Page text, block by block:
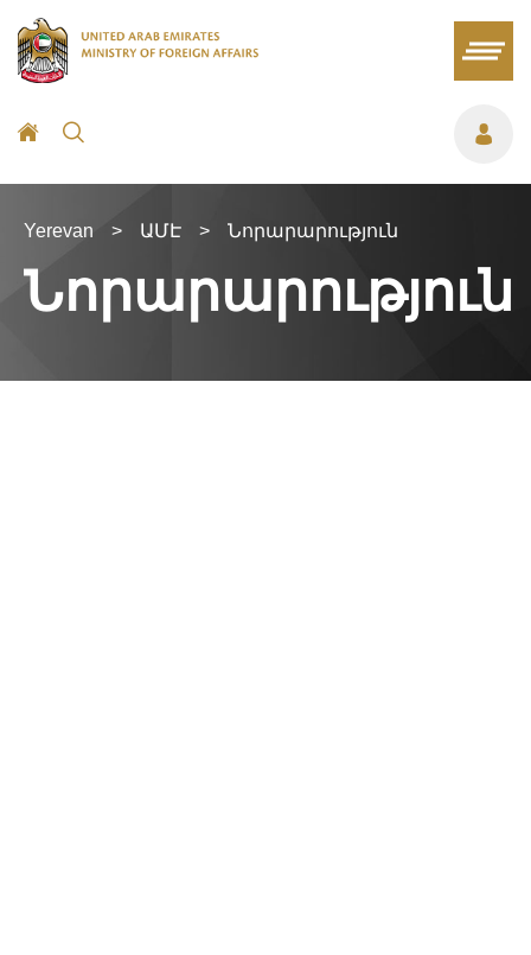
Yerevan > ԱՄԷ > Նորարարություն
Նորարարություն